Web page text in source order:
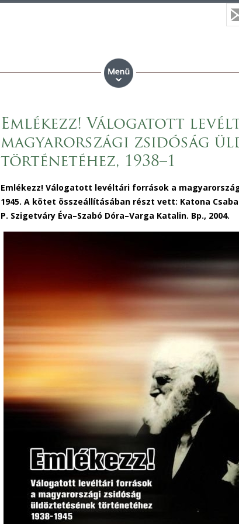
Emlékezz! Válogatott
magyarországi zsidóság
történetéhez, 1938–1
Emlékezz! Válogatott levéltári források a
1945. A kötet összeállításában részt vett: Katona
P. Szigetváry Éva–Szabó Dóra–Varga Katalin. Bp., 2004.